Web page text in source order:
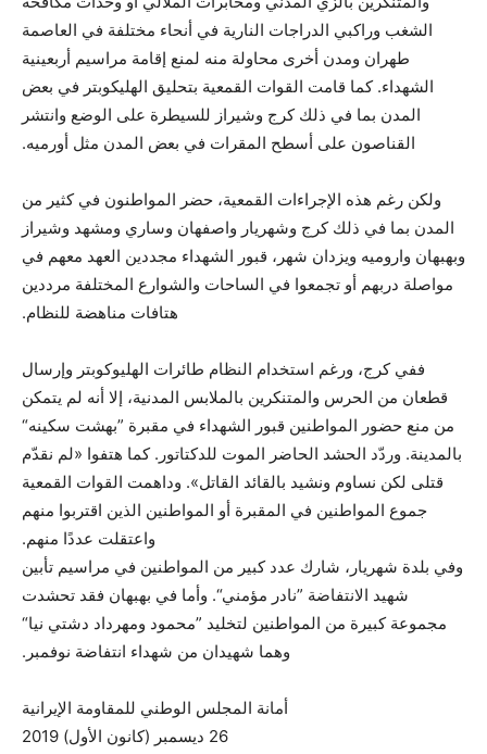
الشغب وراكبي الدراجات النارية في أنحاء مختلفة في العاصمة
طهران ومدن أخرى محاولة منه لمنع إقامة مراسيم أربعينية
الشهداء. كما قامت القوات القمعية بتحليق الهليكوبتر في بعض
المدن بما في ذلك كرج وشيراز للسيطرة على الوضع وانتشر
القناصون على أسطح المقرات في بعض المدن مثل أورميه.
ولكن رغم هذه الإجراءات القمعية، حضر المواطنون في كثير من
المدن بما في ذلك كرج وشهريار واصفهان وساري ومشهد وشيراز
وبهبهان واروميه ويزدان شهر، قبور الشهداء مجددين العهد معهم في
مواصلة دربهم أو تجمعوا في الساحات والشوارع المختلفة مرددين
هتافات مناهضة للنظام.
ففي كرج، ورغم استخدام النظام طائرات الهليوكوبتر وإرسال
قطعان من الحرس والمتنكرين بالملابس المدنية، إلا أنه لم يتمكن
من منع حضور المواطنين قبور الشهداء في مقبرة ”بهشت سكينه“
بالمدينة. وردّد الحشد الحاضر الموت للدكتاتور. كما هتفوا «لم نقدّم
قتلى لكن نساوم ونشيد بالقائد القاتل». وداهمت القوات القمعية
جموع المواطنين في المقبرة أو المواطنين الذين اقتربوا منهم
واعتقلت عددًا منهم.
وفي بلدة شهريار، شارك عدد كبير من المواطنين في مراسيم تأبين
شهيد الانتفاضة ”نادر مؤمني“. وأما في بهبهان فقد تحشدت
مجموعة كبيرة من المواطنين لتخليد ”محمود ومهرداد دشتي نيا“
وهما شهيدان من شهداء انتفاضة نوفمبر.
أمانة المجلس الوطني للمقاومة الإيرانية
26 ديسمبر (كانون الأول) 2019